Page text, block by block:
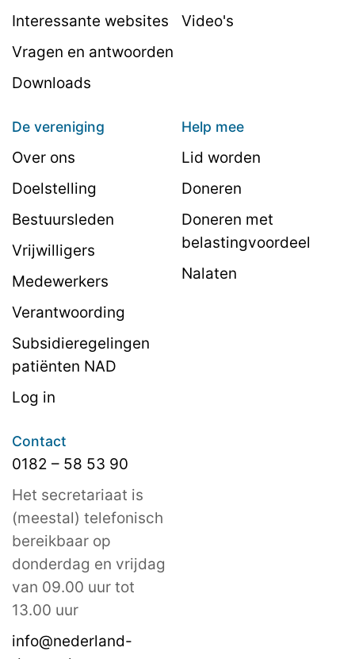
Interessante websites
Vragen en antwoorden
Downloads
Video's
De vereniging
Over ons
Doelstelling
Bestuursleden
Vrijwilligers
Medewerkers
Verantwoording
Subsidieregelingen
patiënten NAD
Log in
Help mee
Lid worden
Doneren
Doneren met
belastingvoordeel
Nalaten
Contact
0182 – 58 53 90
Het secretariaat is
(meestal) telefonisch
bereikbaar op
donderdag en vrijdag
van 09.00 uur tot
13.00 uur
info@nederland-